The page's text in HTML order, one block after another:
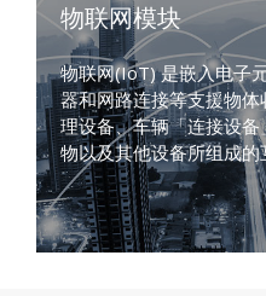
物联网模块
物联网(IoT) 是嵌入电子
器和网路连接等支援物
理设备、车辆「连接设
物以及其他设备所组成的